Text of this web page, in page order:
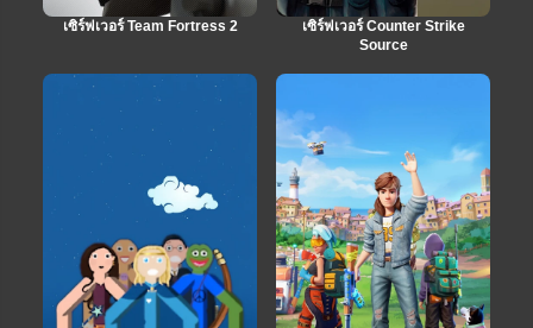
เซิร์ฟเวอร์ Team Fortress 2
เซิร์ฟเวอร์ Counter Strike
Source